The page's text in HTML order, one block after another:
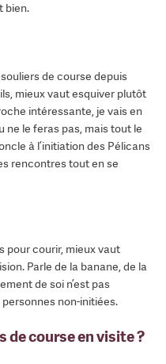
bien.
de course depuis
mieux vaut esquiver plutôt
intéressante, je vais en
ne le feras pas, mais tout le
à l’initiation des Pélicans
rencontres tout en se
pour courir, mieux vaut
Parle de la banane, de la
de soi n’est pas
personnes non-initiées.
de course en visite ?